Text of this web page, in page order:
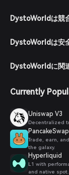
DystoWorldは競
DystoWorldは安
DystoWorldに関
Currently
Uniswap V3
Decentralized
PancakeSwap
Trade, earn,
the galaxy.
Hyperliquid
L1 with
and native spot.